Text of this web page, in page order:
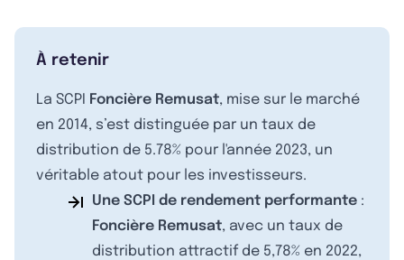
À retenir
La SCPI Foncière Remusat, mise sur le marché
en 2014, s’est distinguée par un taux de
distribution de 5.78% pour l'année 2023, un
véritable atout pour les investisseurs.
Une SCPI de rendement performante :
Foncière Remusat, avec un taux de
distribution attractif de 5,78% en 2022,